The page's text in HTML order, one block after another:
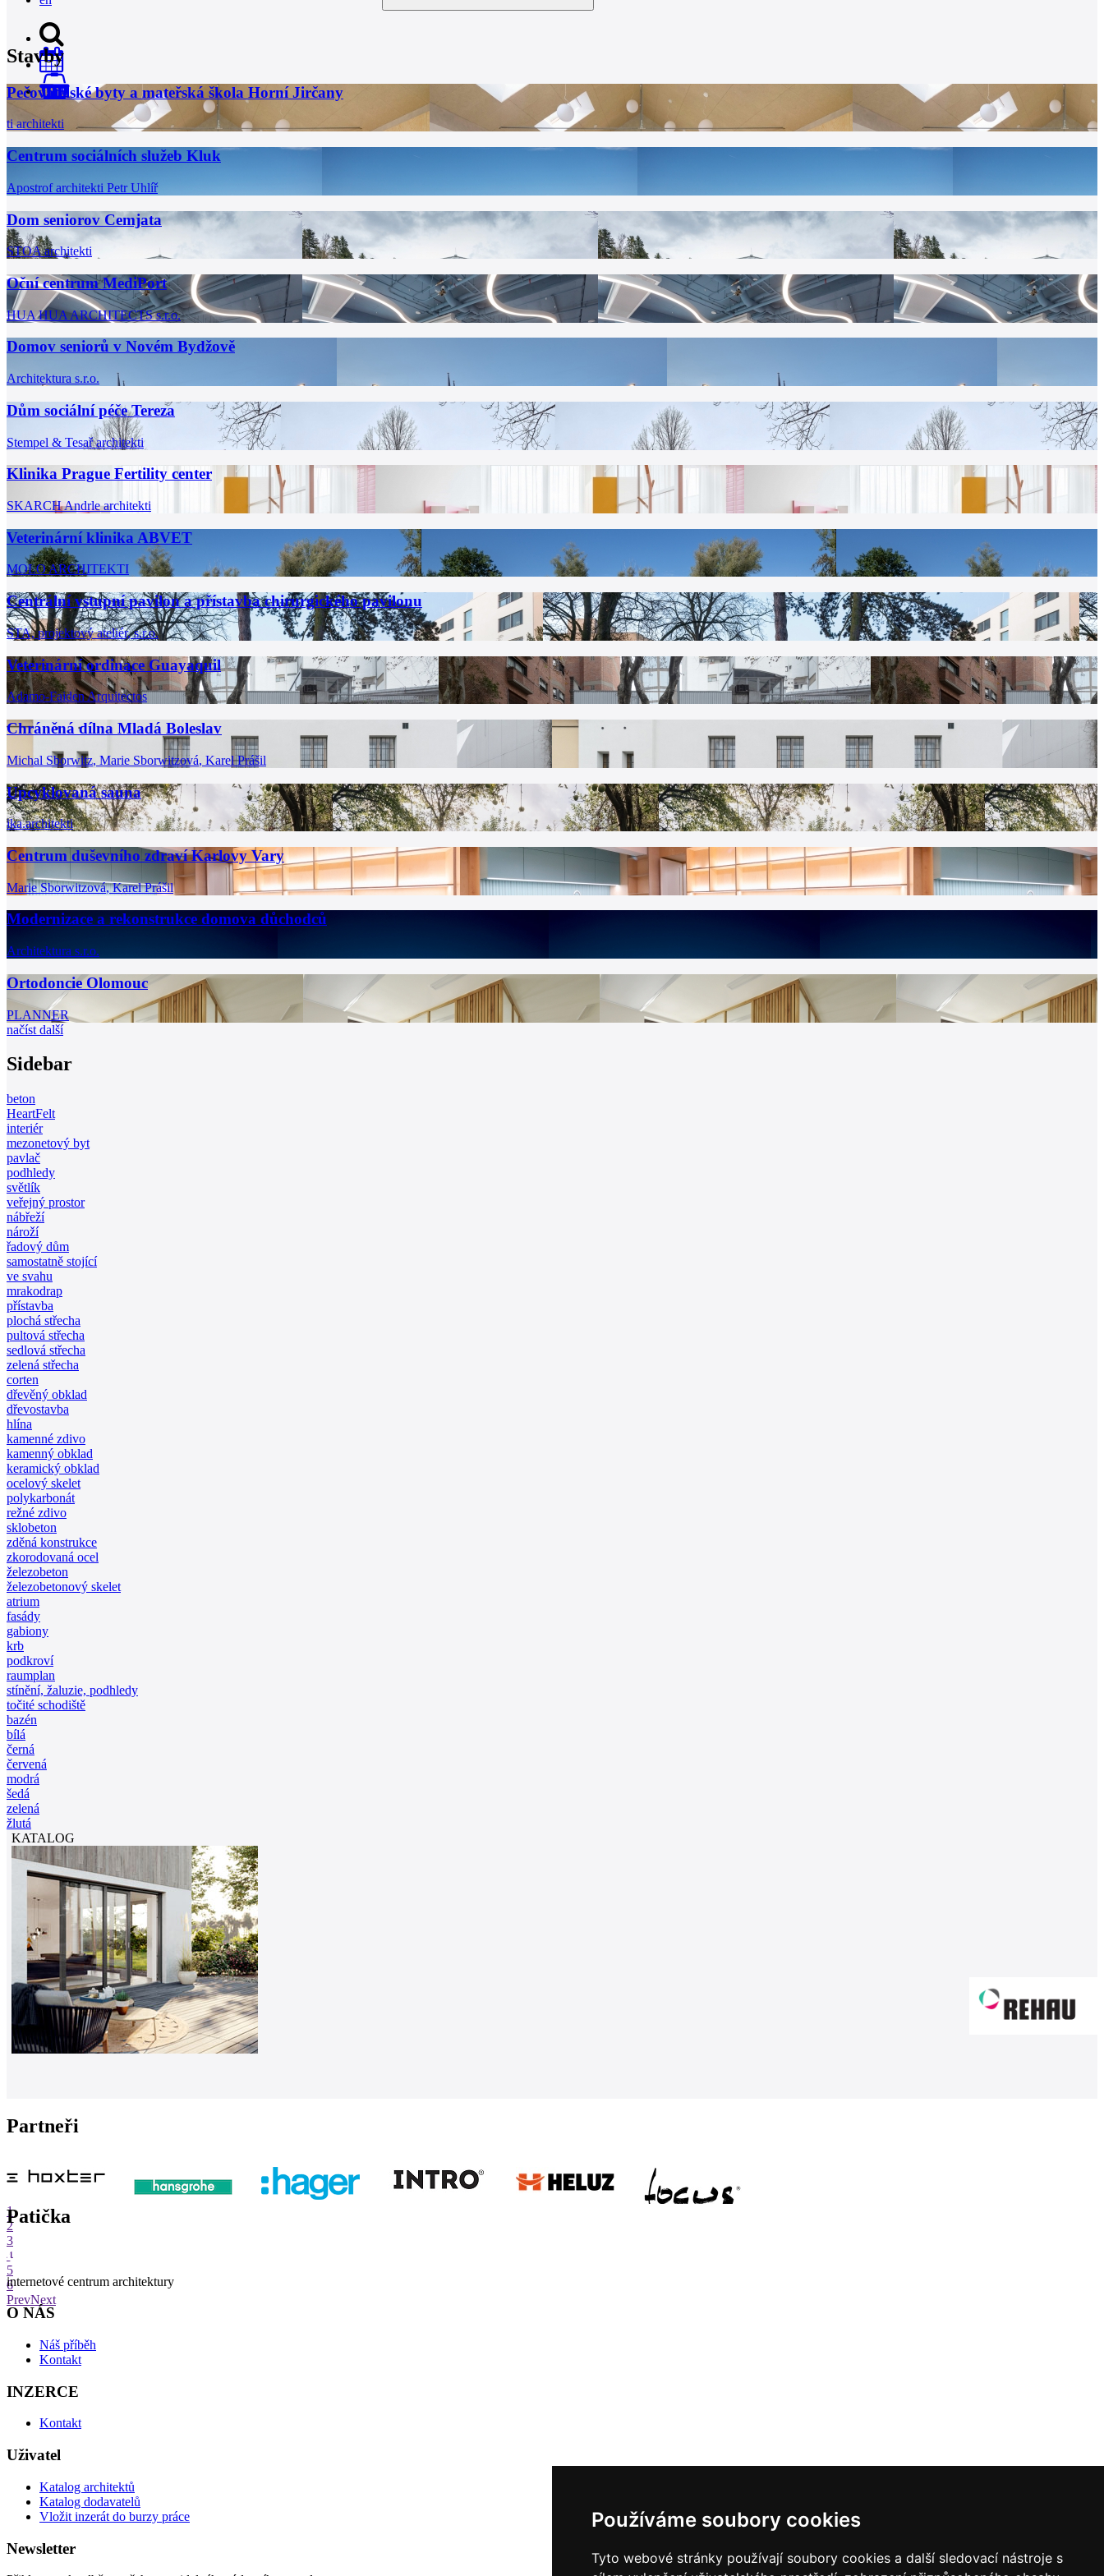
Používáme soubory cookies
Tyto webové stránky používají soubory cookies a další sledovací nástroje s
0
Stavby
Pečovatelské byty a mateřská škola Horní Jirčany
ti architekti
Centrum sociálních služeb Kluk
Apostrof architekti Petr Uhlíř
Dom seniorov Cemjata
STOA architekti
Oční centrum MediPort
HUA HUA ARCHITECTS s.r.o.
Domov seniorů v Novém Bydžově
Architektura s.r.o.
Dům sociální péče Tereza
Stempel & Tesař architekti
Klinika Prague Fertility center
SKARCHAndrle architekti
Veterinární klinika ABVET
MOLO ARCHITEKTI
Centrální vstupní pavilon a přístavba chirurgického pavilonu
STA, projektový ateliér, s.r.o.
Veterinární ordinace Guayaquil
Adamo-Faiden Arquitectos
Chráněná dílna Mladá Boleslav
Michal Sborwitz, Marie Sborwitzová, Karel Prášil
Upcyklovaná sauna
ika.architekti
Centrum duševního zdraví Karlovy Vary
Marie Sborwitzová,Karel Prášil
Modernizace a rekonstrukce domova důchodců
Architektura s.r.o.
Ortodoncie Olomouc
PLANNER
načíst další
Sidebar
beton
HeartFelt
interiér
mezonetový byt
pavlač
podhledy
světlík
veřejný prostor
nábřeží
nároží
řadový dům
samostatně stojící
ve svahu
mrakodrap
přístavba
plochá střecha
pultová střecha
sedlová střecha
zelená střecha
corten
dřevěný obklad
dřevostavba
hlína
kamenné zdivo
kamenný obklad
keramický obklad
ocelový skelet
polykarbonát
režné zdivo
sklobeton
zděná konstrukce
zkorodovaná ocel
železobeton
železobetonový skelet
atrium
fasády
gabiony
krb
podkroví
raumplan
stínění, žaluzie, podhledy
točité schodiště
bazén
bílá
černá
červená
modrá
šedá
zelená
žlutá
KATALOG
Partneři
1
2
3
4
5
6
PrevNext
Patička
internetové centrum architektury
O NÁS
Náš příběh
Kontakt
INZERCE
Kontakt
Uživatel
Katalog architektů
Katalog dodavatelů
Vložit inzerát do burzy práce
Newsletter